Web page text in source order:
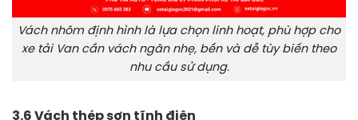
Vách nhôm định hình là lựa chọn linh hoạt, phù hợp cho
xe tải Van cần vách ngăn nhẹ, bền và dễ tùy biến theo
nhu cầu sử dụng.
3.6 Vách thép sơn tĩnh điện